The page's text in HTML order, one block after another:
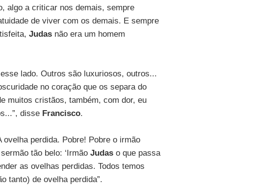
algo a criticar nos demais, sempre
de viver com os demais. E sempre
Judasnão era um homem
lado. Outros são luxuriosos, outros...
no coração que os separa do
muitos cristãos, também, com dor, eu
disse Francisco.
perdida. Pobre! Pobre o irmão
tão belo: ‘Irmão Judaso que passa
as ovelhas perdidas. Todos temos
tanto) de ovelha perdida”.